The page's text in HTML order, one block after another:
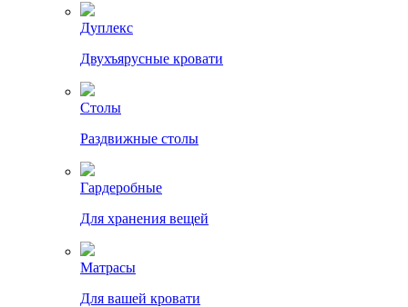
Дуплекс
Двухъярусные кровати
Столы
Раздвижные столы
Гардеробные
Для хранения вещей
Матрасы
Для вашей кровати